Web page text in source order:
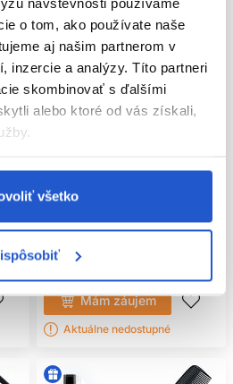
o tom, ako používate naše
aj našim partnerom v
inzercie a analýzy. Títo partneri
skombinovať s ďalšími
alebo ktoré od vás získali,
všetko
vlasy
Hercules
Kadernícke potreby
Mám záujem
Aktuálne nedostupné